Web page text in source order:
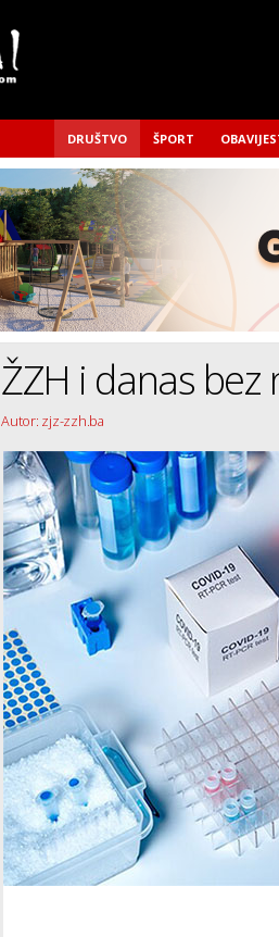
DRUŠTVO ŠPORT
ŽZH i danas
Autor: zjz-zzh.ba